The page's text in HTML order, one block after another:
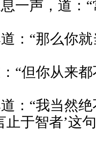
一声，道：“
：“那么你就
“但你从来都
：“我当然
止于智者’这